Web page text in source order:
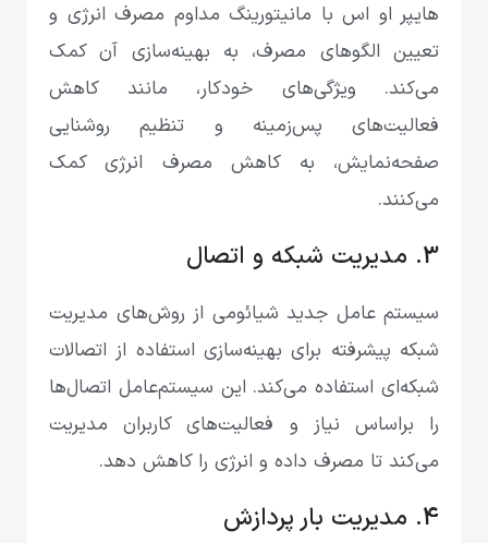
هایپر او اس با مانیتورینگ مداوم مصرف انرژی و
تعیین الگوهای مصرف، به بهینه‌سازی آن کمک
می‌کند. ویژگی‌های خودکار، مانند کاهش
فعالیت‌های پس‌زمینه و تنظیم روشنایی
صفحه‌نمایش، به کاهش مصرف انرژی کمک
می‌کنند.
3. مدیریت شبکه و اتصال
سیستم عامل جدید شیائومی از روش‌های مدیریت
شبکه پیشرفته برای بهینه‌سازی استفاده از اتصالات
شبکه‌ای استفاده می‌کند. این سیستم‌عامل اتصال‌ها
را براساس نیاز و فعالیت‌های کاربران مدیریت
می‌کند تا مصرف داده و انرژی را کاهش دهد.
4. مدیریت بار پردازش